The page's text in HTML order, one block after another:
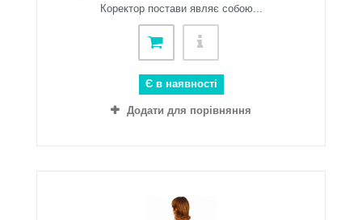
Коректор постави являє собою...
Є в наявності
Додати для порівняння